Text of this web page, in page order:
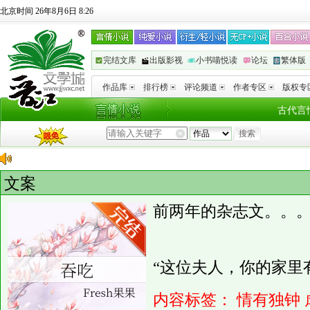
北京时间 26年8月6日 8:26
完结文库 出版影视 小书喵悦读 论坛 繁体版
作品库 排行榜 评论频道 作者专区 版权专
古代言
文案
前两年的杂志文。。
“这位夫人，你的家里
内容标签：
情有独钟